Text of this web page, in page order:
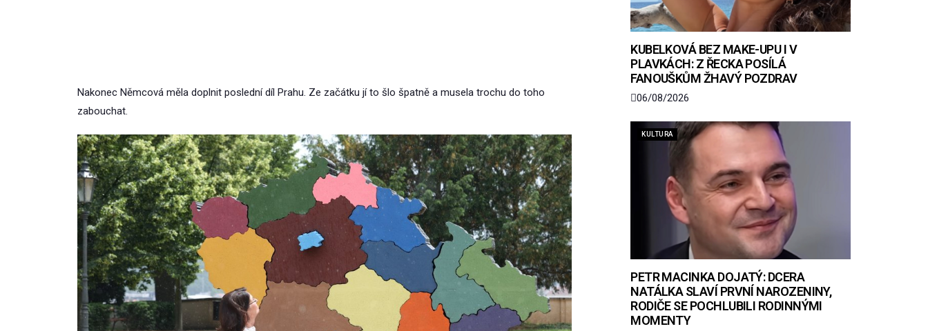
Nakonec Němcová měla doplnit poslední díl Prahu. Ze začátku jí to šlo špatně a musela trochu do toho
zabouchat.
KUBELKOVÁ BEZ MAKE-UPU I V
PLAVKÁCH: Z ŘECKA POSÍLÁ
FANOUŠKŮM ŽHAVÝ POZDRAV
06/08/2026
KULTURA
PETR MACINKA DOJATÝ: DCERA
NATÁLKA SLAVÍ PRVNÍ NAROZENINY,
RODIČE SE POCHLUBILI RODINNÝMI
MOMENTY